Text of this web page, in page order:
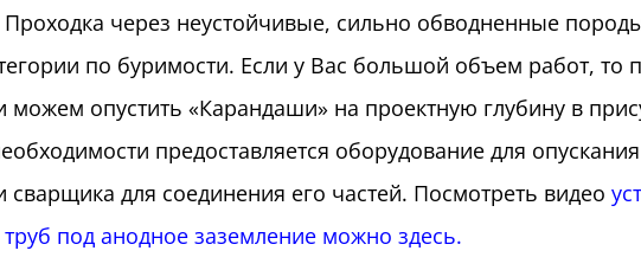
через неустойчивые, сильно обводненные
по буримости. Если у Вас большой объем работ, то
опустить «Карандаши» на проектную глубину в
предоставляется оборудование для
сварщика для соединения его частей. Посмотреть видео
под анодное заземление можно здесь.